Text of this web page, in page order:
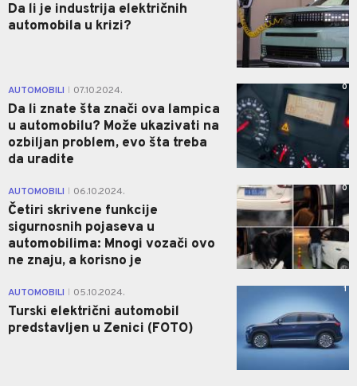
Da li je industrija električnih
automobila u krizi?
AUTOMOBILI 07.10.2024.
Da li znate šta znači ova lampica
u automobilu? Može ukazivati na
ozbiljan problem, evo šta treba
da uradite
0
AUTOMOBILI 06.10.2024.
Četiri skrivene funkcije
sigurnosnih pojaseva u
automobilima: Mnogi vozači ovo
ne znaju, a korisno je
0
AUTOMOBILI 05.10.2024.
Turski električni automobil
predstavljen u Zenici (FOTO)
1